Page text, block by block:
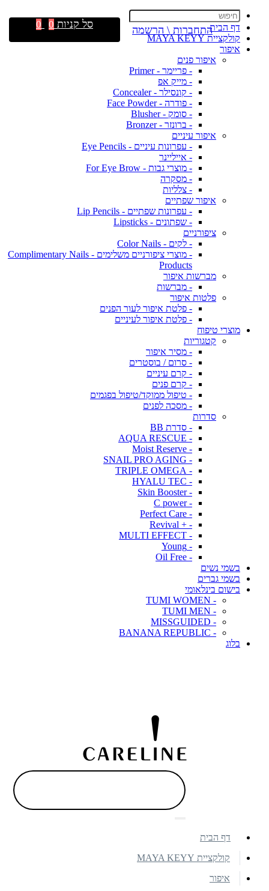
דף הבית
קולקציית MAYA KEYY
איפור
איפור פנים
- פריימר - Primer
- מייק אפ
- קונסילר - Concealer
- פודרה - Face Powder
- סומק - Blusher
- ברונזר - Bronzer
איפור עיניים
- עפרונות עיניים - Eye Pencils
- אייליינר
- מוצרי גבות - For Eye Brow
- מסקרה
- צלליות
איפור שפתיים
- עפרונות שפתיים - Lip Pencils
- שפתונים - Lipsticks
ציפורניים
- לקים - Color Nails
- מוצרי ציפורניים משלימים - Complimentary Nails
Products
מברשות איפור
- מברשות
פלטות איפור
- פלטת איפור לעור הפנים
- פלטת איפור לעיניים
מוצרי טיפוח
קטגוריות
- מסיר איפור
- סרום / בוסטרים
- קרם עיניים
- קרם פנים
- טיפול ממוקד/טיפול בפגמים
- מסכה לפנים
סדרות
- סדרת BB
- AQUA RESCUE
- Moist Reserve
- SNAIL PRO AGING
- TRIPLE OMEGA
- HYALU TEC
- Skin Booster
- C power
- Perfect Care
- + Revival
- MULTI EFFECT
- Young
- Oil Free
בשמי נשים
בשמי גברים
בישום בינלאומי
- TUMI WOMEN
- TUMI MEN
- MISSGUIDED
- BANANA REPUBLIC
בלוג
התחברות \ הרשמה סל קניות 0
0
דף הבית
קולקציית MAYA KEYY
איפור